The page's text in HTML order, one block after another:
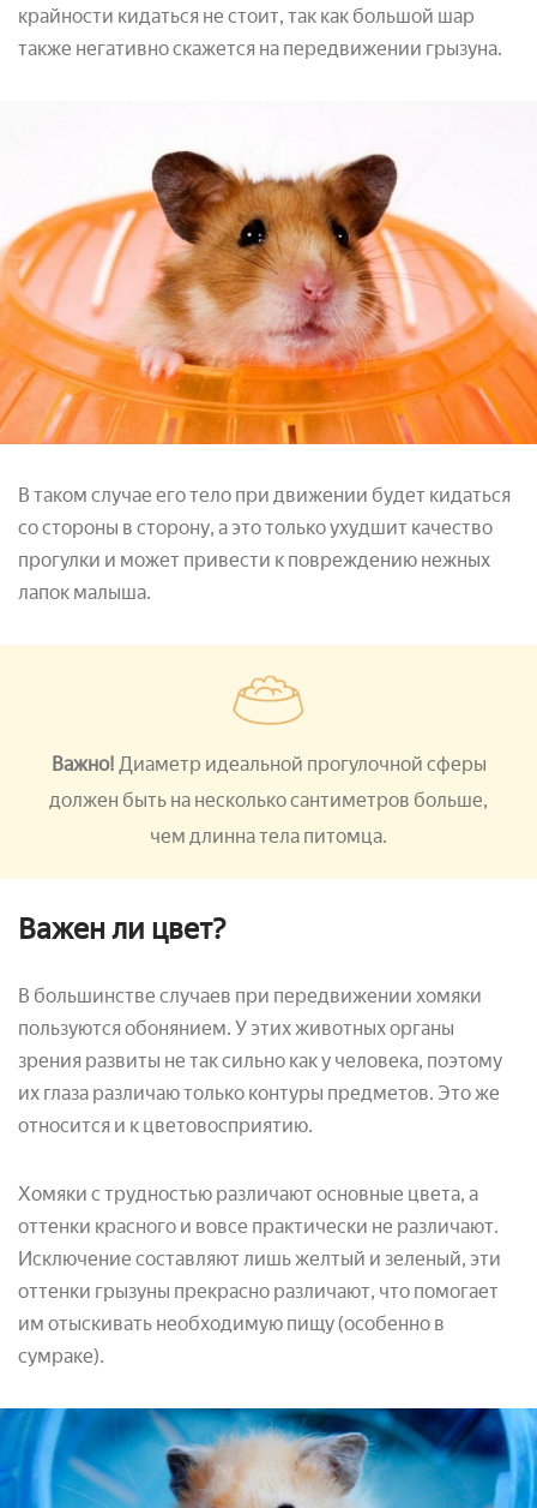
крайности кидаться не стоит, так как большой шар
также негативно скажется на передвижении грызуна.
В таком случае его тело при движении будет кидаться
со стороны в сторону, а это только ухудшит качество
прогулки и может привести к повреждению нежных
лапок малыша.
Важно! Диаметр идеальной прогулочной сферы
должен быть на несколько сантиметров больше,
чем длинна тела питомца.
Важен ли цвет?
В большинстве случаев при передвижении хомяки
пользуются обонянием. У этих животных органы
зрения развиты не так сильно как у человека, поэтому
их глаза различаю только контуры предметов. Это же
относится и к цветовосприятию.
Хомяки с трудностью различают основные цвета, а
оттенки красного и вовсе практически не различают.
Исключение составляют лишь желтый и зеленый, эти
оттенки грызуны прекрасно различают, что помогает
им отыскивать необходимую пищу (особенно в
сумраке).